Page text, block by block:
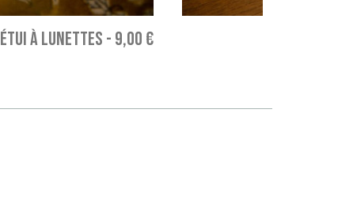
ÉTUI À LUNETTES - 9,00 €